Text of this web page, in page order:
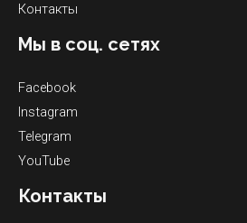
Контакты
Мы в соц. сетях
Facebook
Instagram
Telegram
YouTube
Контакты